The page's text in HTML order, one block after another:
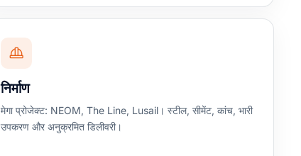
निर्माण
मेगा प्रोजेक्ट: NEOM, The Line, Lusail। स्टील, सीमेंट, कांच, भारी
उपकरण और अनुक्रमित डिलीवरी।